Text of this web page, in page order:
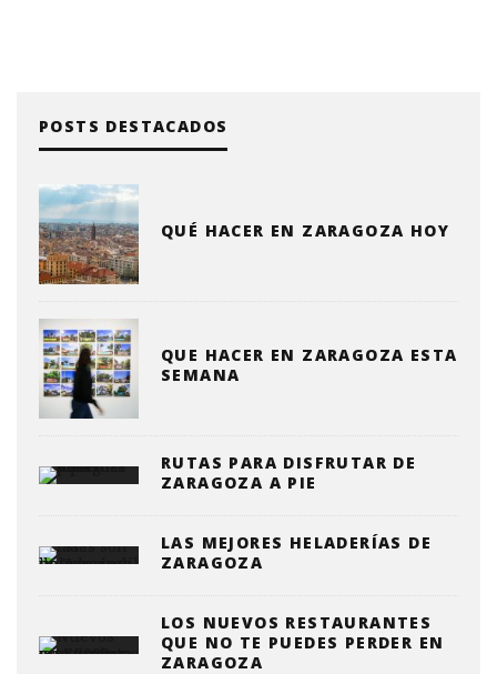
POSTS DESTACADOS
QUÉ HACER EN ZARAGOZA HOY
QUE HACER EN ZARAGOZA ESTA
SEMANA
RUTAS PARA DISFRUTAR DE
ZARAGOZA A PIE
LAS MEJORES HELADERÍAS DE
ZARAGOZA
LOS NUEVOS RESTAURANTES
QUE NO TE PUEDES PERDER EN
ZARAGOZA